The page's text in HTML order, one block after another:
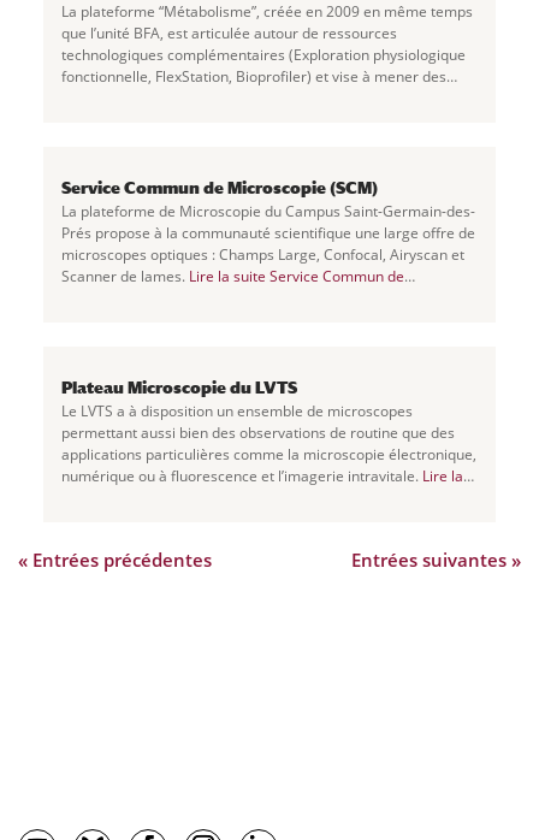
La plateforme “Métabolisme”, créée en 2009 en même temps
que l’unité BFA, est articulée autour de ressources
technologiques complémentaires (Exploration physiologique
fonctionnelle, FlexStation, Bioprofiler) et vise à mener des
Service Commun de Microscopie (SCM)
La plateforme de Microscopie du Campus Saint-Germain-des-
Prés propose à la communauté scientifique une large offre de
microscopes optiques : Champs Large, Confocal, Airyscan et
Scanner de lames. Lire la suite Service Commun de
Plateau Microscopie du LVTS
Le LVTS a à disposition un ensemble de microscopes
permettant aussi bien des observations de routine que des
applications particulières comme la microscopie électronique,
numérique ou à fluorescence et l’imagerie intravitale. Lire la
« Entrées précédentes Entrées suivantes »